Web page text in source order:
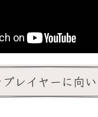
レイヤーに向